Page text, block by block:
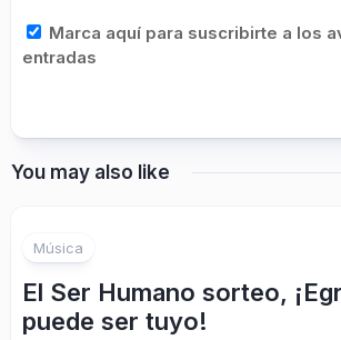
Marca aquí para suscribirte a los
entradas
You may also like
Música
El Ser Humano sorteo,
puede ser tuyo!